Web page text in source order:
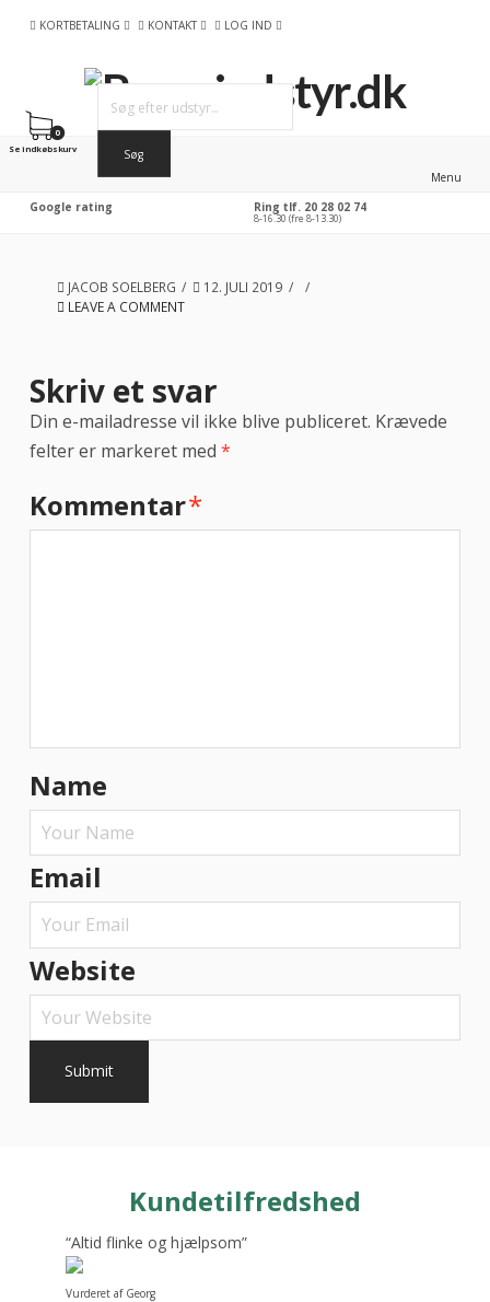
KORTBETALING KONTAKT LOG IND
Menu
0
Se indkøbskurv
Google rating Ring tlf. 20 28 02 74
8-16.30 (fre 8-13.30)
JACOB SOELBERG
12. JULI 2019
LEAVE A COMMENT
Skriv et svar
Din e-mailadresse vil ikke blive publiceret. Krævede
felter er markeret med *
Kommentar*
Name
Email
Website
Kundetilfredshed
“Altid flinke og hjælpsom”
Vurderet af Georg